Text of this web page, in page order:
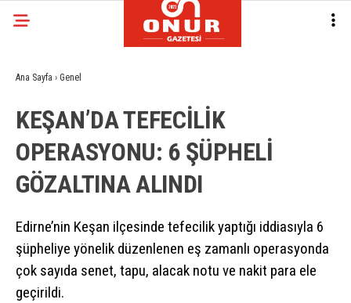
Ana Sayfa › Genel
KEŞAN’DA TEFECİLİK
OPERASYONU: 6 ŞÜPHELİ
GÖZALTINA ALINDI
Edirne’nin Keşan ilçesinde tefecilik yaptığı iddiasıyla 6
şüpheliye yönelik düzenlenen eş zamanlı operasyonda
çok sayıda senet, tapu, alacak notu ve nakit para ele
geçirildi.